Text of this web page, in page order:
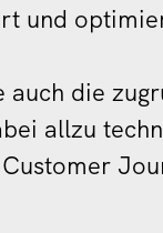
und
auch die
allzu